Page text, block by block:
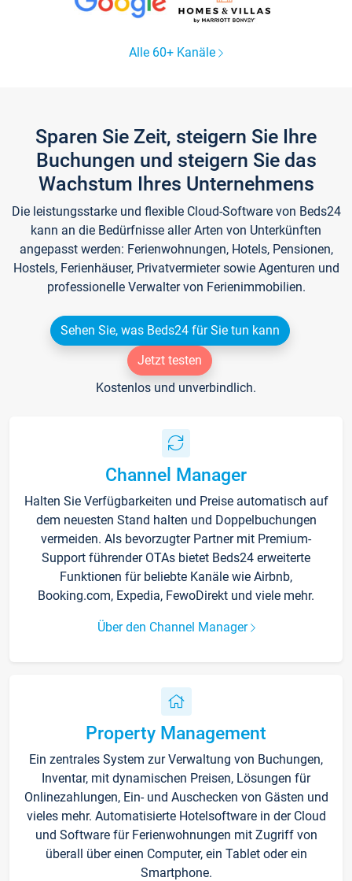
Alle 60+ Kanäle
Sparen Sie Zeit, steigern Sie Ihre
Buchungen und steigern Sie das
Wachstum Ihres Unternehmens
Die leistungsstarke und flexible Cloud-Software von Beds24
kann an die Bedürfnisse aller Arten von Unterkünften
angepasst werden: Ferienwohnungen, Hotels, Pensionen,
Hostels, Ferienhäuser, Privatvermieter sowie Agenturen und
professionelle Verwalter von Ferienimmobilien.
Sehen Sie, was Beds24 für Sie tun kann
Jetzt testen
Kostenlos und unverbindlich.
Channel Manager
Halten Sie Verfügbarkeiten und Preise automatisch auf
dem neuesten Stand halten und Doppelbuchungen
vermeiden. Als bevorzugter Partner mit Premium-
Support führender OTAs bietet Beds24 erweiterte
Funktionen für beliebte Kanäle wie Airbnb,
Booking.com, Expedia, FewoDirekt und viele mehr.
Über den Channel Manager
Property Management
Ein zentrales System zur Verwaltung von Buchungen,
Inventar, mit dynamischen Preisen, Lösungen für
Onlinezahlungen, Ein- und Auschecken von Gästen und
vieles mehr. Automatisierte Hotelsoftware in der Cloud
und Software für Ferienwohnungen mit Zugriff von
überall über einen Computer, ein Tablet oder ein
Smartphone.